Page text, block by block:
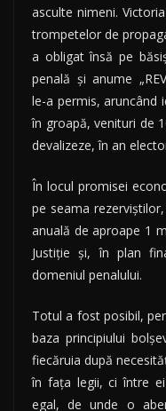
asculte nimeni.
trompetelor de
a obligat însă pe
penală şi anume
le-a permis, aruncând
în groapă, venituri de
devalizeze, în an
În locul promisei
pe seama
anuală de aproape 1
Justiţie şi, în plan
domeniul penalului.
Totul a fost posibil,
baza principiului
fiecăruia după
în faţa legii, ci între
egal, de unde o